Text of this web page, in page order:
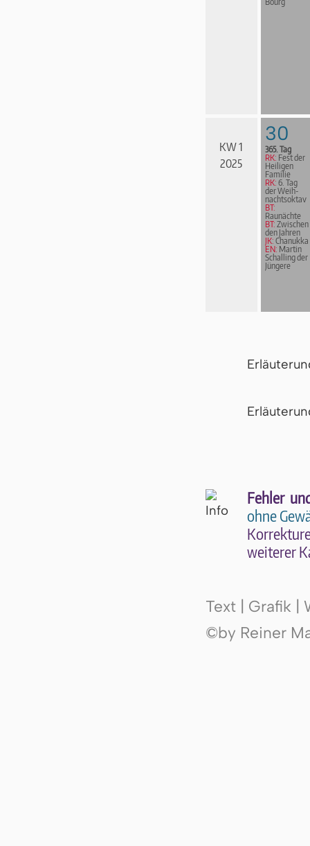
KW 1
2025
30
365. Tag
RK: Fest der
Heiligen
Familie
RK: 6. Tag
der Weih­
nachts­ok­tav
BT:
Raunächte
BT: Zwischen
den Jahren
JK: Chanukka
EN: Martin
Schalling der
Jüngere
Fehler
ohne
wei­te­rer
Text | Grafik |
©by Reiner